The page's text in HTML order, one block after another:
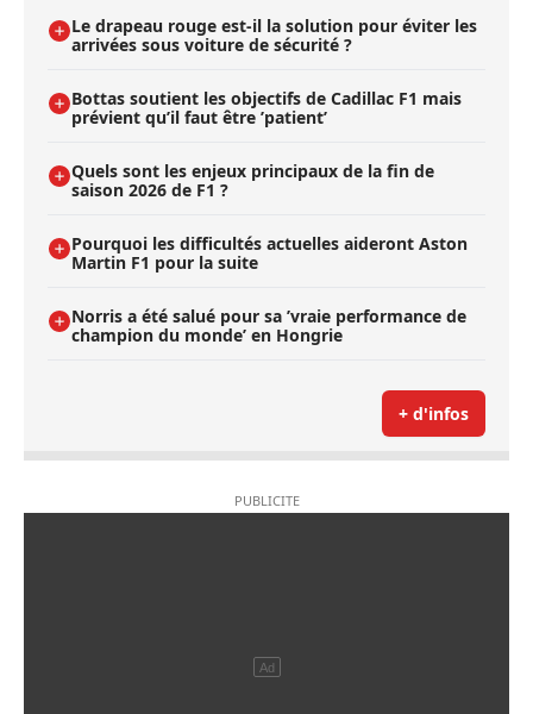
Le drapeau rouge est-il la solution pour éviter les
arrivées sous voiture de sécurité ?
Bottas soutient les objectifs de Cadillac F1 mais
prévient qu’il faut être ’patient’
Quels sont les enjeux principaux de la fin de
saison 2026 de F1 ?
Pourquoi les difficultés actuelles aideront Aston
Martin F1 pour la suite
Norris a été salué pour sa ’vraie performance de
champion du monde’ en Hongrie
+ d'infos